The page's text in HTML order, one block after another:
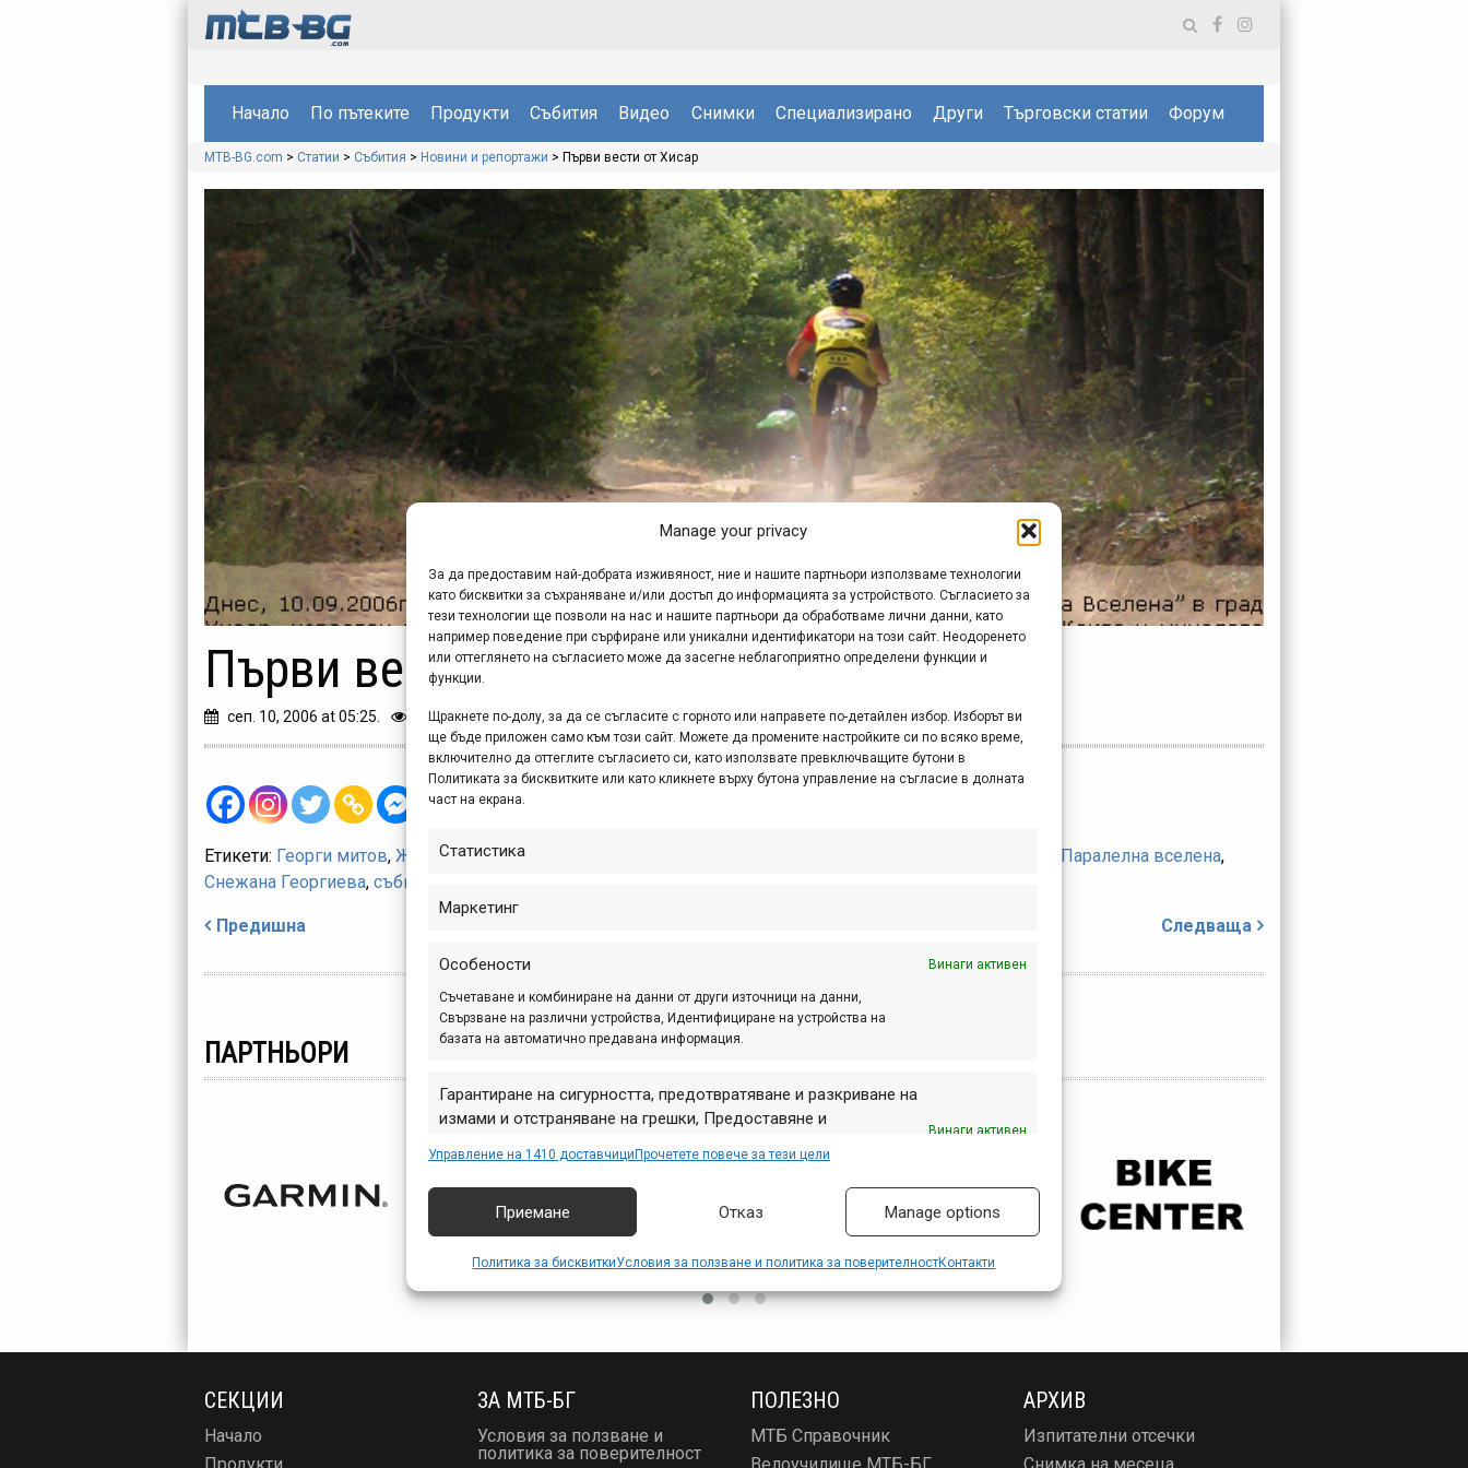
Manage your privacy
За да предоставим най-добрата изживяност, ние и нашите партньори използваме технологии
като бисквитки за съхраняване и/или достъп до информацията за устройството. Съгласието за
тези технологии ще позволи на нас и нашите партньори да обработваме лични данни, като
например поведение при сърфиране или уникални идентификатори на този сайт. Неодоренето
или оттеглянето на съгласието може да засегне неблагоприятно определени функции и
функции.
Щракнете по-долу, за да се съгласите с горното или направете по-детайлен избор. Изборът ви
ще бъде приложен само към този сайт. Можете да промените настройките си по всяко време,
включително да оттеглите съгласието си, като използвате превключващите бутони в
Политиката за бисквитките или като кликнете върху бутона управление на съгласие в долната
част на екрана.
Статистика
Маркетинг
Особености Винаги активен
Съчетаване и комбиниране на данни от други източници на данни,
Свързване на различни устройства, Идентифициране на устройства на
базата на автоматично предавана информация.
Гарантиране на сигурността, предотвратяване и разкриване на
измами и отстраняване на грешки, Предоставяне и
съобщаване на избори за поверителност.
Винаги активен
Управление на 1410 доставчици Прочетете повече за тези цели
Приемане Отказ Manage options
Политика за бисквиткиУсловия за ползване и политика за поверителностКонтакти
Начало По пътеките Продукти Събития Видео Снимки Специализирано Други Търговски статии Форум
MTB-BG.com > Статии > Събития > Новини и репортажи > Първи вести от Хисар
Първи вести от Хисар
сеп. 10, 2006 at 05:25. 340
Етикети: Георги митов, Жельо Стойчев, Паралелна вселена,
Снежана Георгиева, събития
Навигация
Предишна Следваща
ПАРТНЬОРИ
СЕКЦИИ
Начало
ЗА МТБ-БГ
Условия за ползване и
политика за поверителност
ПОЛЕЗНО
МТБ Справочник
АРХИВ
Изпитателни отсечки